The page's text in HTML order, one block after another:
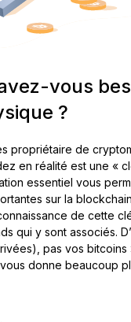
vous
?
propriétaire de
en réalité est une «
essentiel vous
sur la
de cette
qui y sont associés.
pas vos bitcoins
donne beaucoup